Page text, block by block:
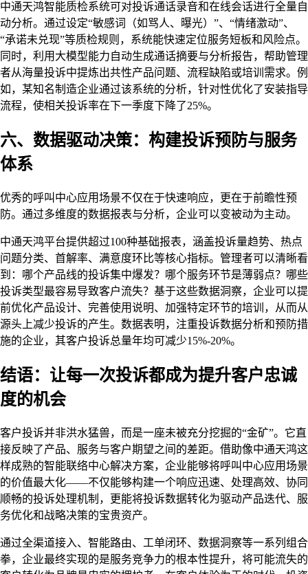
中通天鸿智能质检系统可对投诉通话录音和在线会话进行全量自
动分析。通过设定“敏感词（如骂人、曝光）”、“情绪激动”、
“承诺未兑现”等质检规则，系统能快速定位服务短板和风险点。
同时，利用大模型能力自动生成通话摘要与分析报告，帮助管理
者从海量投诉中提炼出共性产品问题、流程缺陷或培训需求。例
如，某知名制造企业通过该系统的分析，针对性优化了安装指导
流程，使相关投诉率在下一季度下降了25%。
六、数据驱动决策：构建投诉预防与服务
体系
优秀的呼叫中心应用场景不仅在于快速响应，更在于前瞻性预
防。通过多维度的数据报表与分析，企业可以变被动为主动。
中通天鸿平台提供超过100种基础报表，涵盖投诉量趋势、热点
问题分类、首解率、满意度环比等核心指标。管理者可以清晰看
到：哪个产品线的投诉集中爆发？哪个服务环节是薄弱点？哪些
投诉类型最容易导致客户流失？基于这些数据洞察，企业可以提
前优化产品设计、完善使用说明、加强特定环节的培训，从而从
源头上减少投诉的产生。数据表明，注重投诉数据分析和预防措
施的企业，其客户投诉总量年均可减少15%-20%。
结语：让每一次投诉都成为提升客户忠诚
度的机会
客户投诉并非洪水猛兽，而是一座未被充分挖掘的“金矿”。它直
接反映了产品、服务与客户期望之间的差距。借助像中通天鸿这
样成熟的智能联络中心解决方案，企业能够将呼叫中心应用场景
的价值最大化——不仅能够构建一个响应迅速、处理高效、协同
顺畅的投诉处理机制，更能将投诉数据转化为驱动产品迭代、服
务优化和战略决策的宝贵资产。
通过全渠道接入、智能路由、工单闭环、数据洞察等一系列组合
拳，企业最终实现的是服务竞争力的根本性提升，将可能流失的